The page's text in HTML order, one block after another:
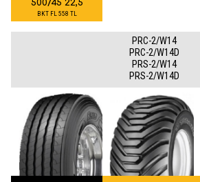
500/45 22,5
BKT FL 558 TL
PRC-2/W14
PRC-2/W14D
PRS-2/W14
PRS-2/W14D